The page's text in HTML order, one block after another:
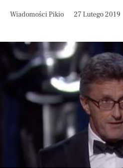
Wiadomości Pikio 27 Lutego 2019